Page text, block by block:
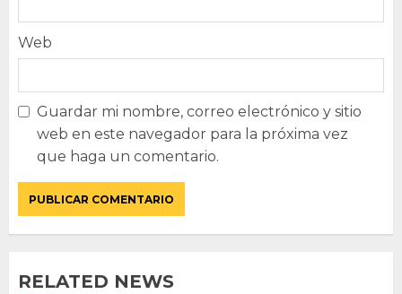
Web
Guardar mi nombre, correo electrónico y sitio
web en este navegador para la próxima vez
que haga un comentario.
RELATED NEWS